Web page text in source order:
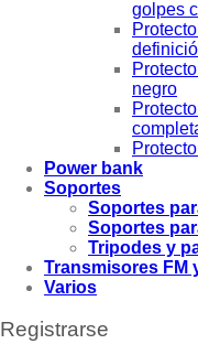
golpes
negro
Power bank
Soportes
Soportes
Soportes
Tripodes y
Transmisores FM
Varios
Registrarse